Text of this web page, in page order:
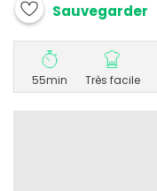
Sauvegarder
55min Très facile